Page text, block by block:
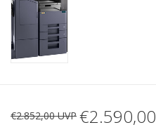
€2.852,00 UVP €2.590,00